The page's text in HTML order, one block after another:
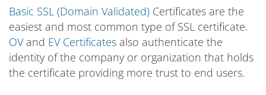
Basic SSL (Domain Validated) Certificates are the
easiest and most common type of SSL certificate.
OVand EV Certificates also authenticate the
identity of the company or organization that holds
the certificate providing more trust to end users.